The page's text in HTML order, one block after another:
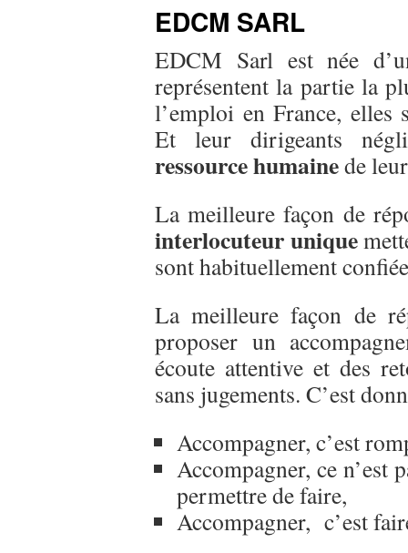
EDCM SARL
EDCM Sarl est née
représentent la partie la
l’emploi en France, elles
Et leur dirigeants
ressource humainede
La meilleure façon de
interlocuteur unique
sont habituellement
La meilleure façon de
proposer un
écoute attentive et des
sans jugements. C’est
Accompagner, c’est
Accompagner, ce n’est
permettre de faire,
Accompagner, c’est